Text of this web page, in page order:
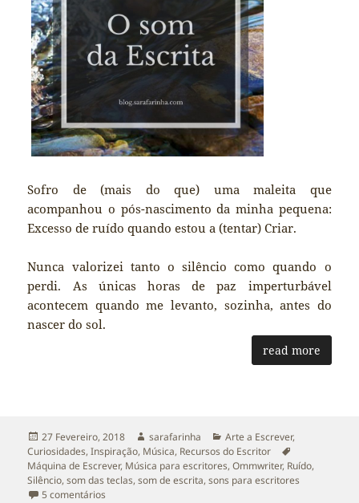
Sofro de (mais do que) uma maleita que
acompanhou o pós-nascimento da minha pequena:
Excesso de ruído quando estou a (tentar) Criar.
Nunca valorizei tanto o silêncio como quando o
perdi. As únicas horas de paz imperturbável
acontecem quando me levanto, sozinha, antes do
nascer do sol.
read more
Publicado
a
27 Fevereiro, 2018 Autor
sarafarinha Categorias
Arte a Escrever,
Curiosidades,Inspiração, Música, Recursos do Escritor
Máquina de Escrever, Música para escritores,Ommwriter, Ruído,
Silêncio,som das teclas,som de escrita,sons para escritores
5 comentários